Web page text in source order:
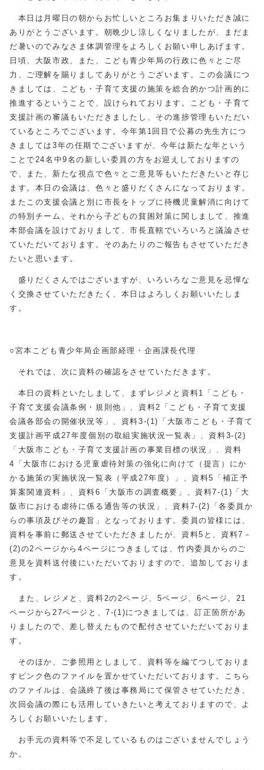
本日は月曜日の朝からお忙しいところお集まりいただき誠に
ありがとうございます。朝晩少し涼しくなりましたが、まだま
だ暑いのでみなさま体調管理をよろしくお願い申しあげます。
日頃、大阪市政、また、こども青少年局の行政に色々とご尽
力、ご理解を賜りましてありがとうございます。この会議につ
きましては、こども・子育て支援の施策を総合的かつ計画的に
推進するということで、設けられております。こども・子育て
支援計画の審議もいただきましたし、その進捗管理もいただい
ているところでございます。今年第1回目で公募の先生方につ
きましては3年の任期でございますが、今年は新たな年という
ことで24名中9名の新しい委員の方をお迎えしておりますの
で、また、新たな視点で色々とご意見等もいただきたいと存じ
ます。本日の会議は、色々と盛りだくさんになっております。
またこの支援会議と別に市長をトップに待機児童解消に向けて
の特別チーム、それから子どもの貧困対策に関しまして、推進
本部会議を設けておりまして、市長直轄でいろいろと議論させ
ていただいております。そのあたりのご報告もさせていただき
たいと思います。
盛りだくさんではございますが、いろいろなご意見を忌憚な
く交換させていただきたく、本日はよろしくお願いいたしま
す。
○宮本こども青少年局企画部経理・企画課長代理
それでは、次に資料の確認をさせていただきます。
本日の資料といたしまして、まずレジメと資料1「こども・
子育て支援会議条例・規則他」、資料2「こども・子育て支援
会議各部会の開催状況等」、資料3-(1)「大阪市こども・子育て
支援計画平成27年度個別の取組実施状況一覧表」、資料3-(2)
「大阪市こども・子育て支援計画の事業目標の状況」、資料
4「大阪市における児童虐待対策の強化に向けて（提言）にか
かる施策の実施状況一覧表（平成27年度）」、資料5「補正予
算案関連資料」、資料6「大阪市の調査概要」、資料7-(1)「大
阪市における虐待に係る通告等の状況」、資料7-(2)「各委員か
らの事項及びその趣旨」となっております。委員の皆様には、
資料を事前に郵送させていただきましたが、資料5と、資料7－
(2)の2ページから4ページにつきましては、竹内委員からのご
意見を資料送付後にいただいておりますので、追加しておりま
す。
また、レジメと、資料2の2ページ、5ページ、6ページ、21
ページから27ページと、7-(1)につきましては、訂正箇所があ
りましたので、差し替えたもので配付させていただいておりま
す。
そのほか、ご参照用としまして、資料等を編てつしておりま
すピンク色のファイルを置かせていただいております。こちら
のファイルは、会議終了後は事務局にて保管させていただき、
次回会議の際にも活用していきたいと考えておりますので、よ
ろしくお願いいたします。
お手元の資料等で不足しているものはございませんでしょう
か。